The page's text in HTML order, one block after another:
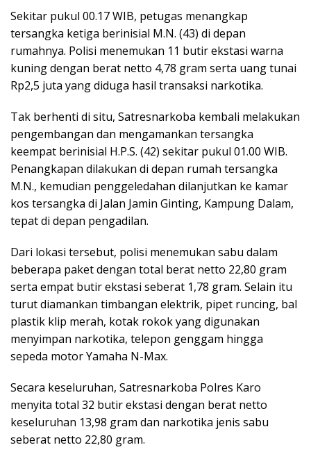
Sekitar pukul 00.17 WIB, petugas menangkap
tersangka ketiga berinisial M.N. (43) di depan
rumahnya. Polisi menemukan 11 butir ekstasi warna
kuning dengan berat netto 4,78 gram serta uang tunai
Rp2,5 juta yang diduga hasil transaksi narkotika.
Tak berhenti di situ, Satresnarkoba kembali melakukan
pengembangan dan mengamankan tersangka
keempat berinisial H.P.S. (42) sekitar pukul 01.00 WIB.
Penangkapan dilakukan di depan rumah tersangka
M.N., kemudian penggeledahan dilanjutkan ke kamar
kos tersangka di Jalan Jamin Ginting, Kampung Dalam,
tepat di depan pengadilan.
Dari lokasi tersebut, polisi menemukan sabu dalam
beberapa paket dengan total berat netto 22,80 gram
serta empat butir ekstasi seberat 1,78 gram. Selain itu
turut diamankan timbangan elektrik, pipet runcing, bal
plastik klip merah, kotak rokok yang digunakan
menyimpan narkotika, telepon genggam hingga
sepeda motor Yamaha N-Max.
Secara keseluruhan, Satresnarkoba Polres Karo
menyita total 32 butir ekstasi dengan berat netto
keseluruhan 13,98 gram dan narkotika jenis sabu
seberat netto 22,80 gram.